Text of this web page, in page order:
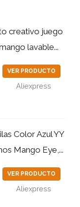
creativo juego
lavable...
VER PRODUCTO
Aliexpress
Color Azul YY
Mango Eye,...
VER PRODUCTO
Aliexpress